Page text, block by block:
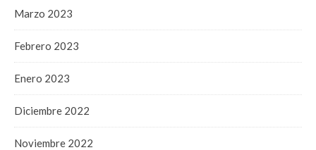
Marzo 2023
Febrero 2023
Enero 2023
Diciembre 2022
Noviembre 2022